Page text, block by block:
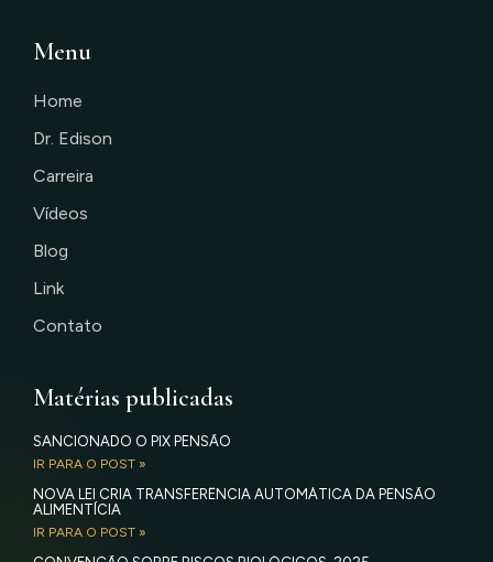
Menu
Home
Dr. Edison
Carreira
Vídeos
Blog
Link
Contato
Matérias publicadas
SANCIONADO O PIX PENSÃO
IR PARA O POST »
NOVA LEI CRIA TRANSFERÊNCIA AUTOMÁTICA DA PENSÃO
ALIMENTÍCIA
IR PARA O POST »